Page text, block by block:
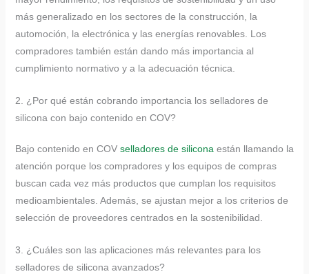
más generalizado en los sectores de la construcción, la
automoción, la electrónica y las energías renovables. Los
compradores también están dando más importancia al
cumplimiento normativo y a la adecuación técnica.
2. ¿Por qué están cobrando importancia los selladores de
silicona con bajo contenido en COV?
Bajo contenido en COV selladores de silicona están llamando la
atención porque los compradores y los equipos de compras
buscan cada vez más productos que cumplan los requisitos
medioambientales. Además, se ajustan mejor a los criterios de
selección de proveedores centrados en la sostenibilidad.
3. ¿Cuáles son las aplicaciones más relevantes para los
selladores de silicona avanzados?